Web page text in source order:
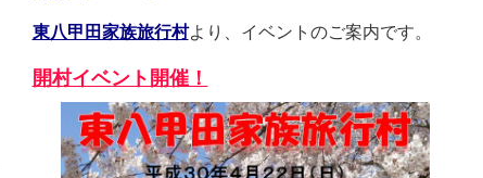
東八甲田家族旅行村より、イベントのご案内です。
開村イベント開催！